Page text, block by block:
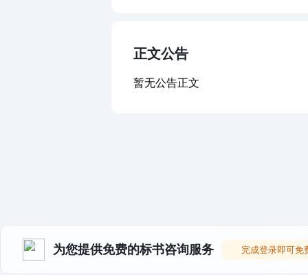
正文公告
暂无公告正文
为您提供免费的标书咨询服务 完成登录即可免